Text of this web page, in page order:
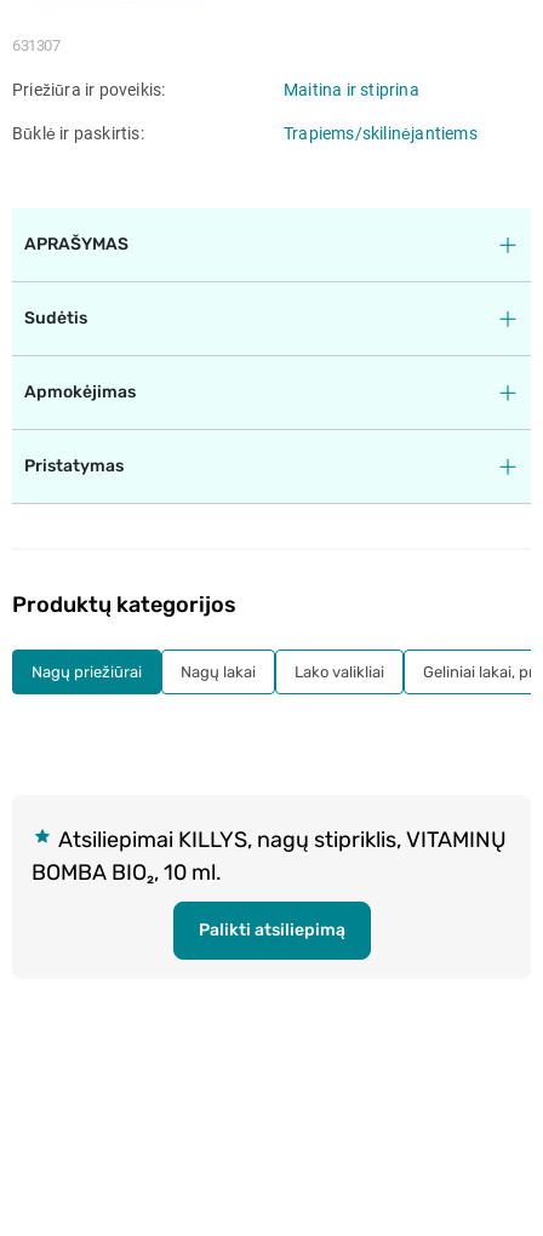
631307
Priežiūra ir poveikis Maitina ir stiprina
Būklė ir paskirtis Trapiems/skilinėjantiems
APRAŠYMAS
Sudėtis
Apmokėjimas
Pristatymas
Atsiliepimai KILLYS, nagų stipriklis, VITAMINŲ
BOMBA BIO₂, 10 ml.
Palikti atsiliepimą
Produktų kategorijos
Nagų priežiūrai Nagų lakai Lako valikliai Geliniai lakai,